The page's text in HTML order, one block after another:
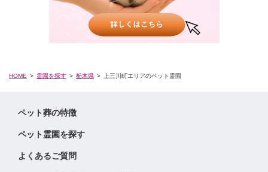
HOME 霊園を探す 栃木県 上三川町エリアのペット霊園
ペット葬の特徴
ペット霊園を探す
よくあるご質問